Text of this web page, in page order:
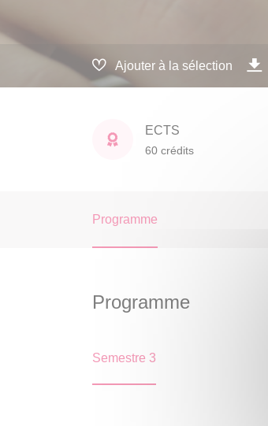
Ajouter à la sélection
ECTS
60 crédits
Programme
Programme
Semestre 3